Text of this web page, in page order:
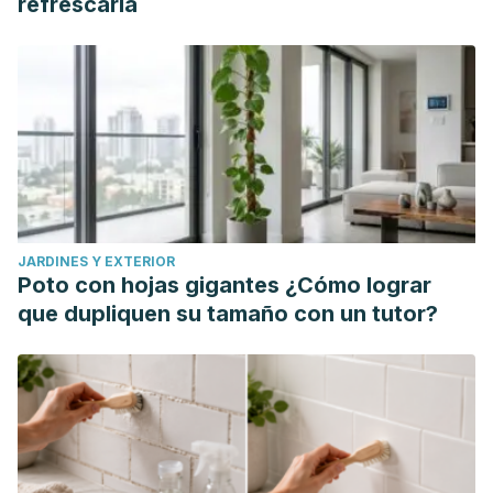
Actividad Física y del Deporte, vol 8(32), pp. 270-281.
JARDINES Y EXTERIOR
Poto con hojas gigantes ¿Cómo lograr
que dupliquen su tamaño con un tutor?